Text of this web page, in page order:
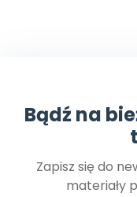
Bądź na
Zapisz się do
materiały